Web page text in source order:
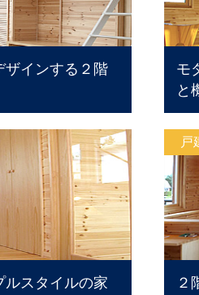
ザインする２階
モ
と
ルスタイルの家
戸
２